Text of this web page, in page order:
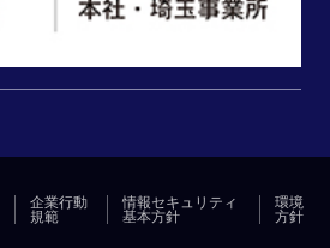
企業行動
規範
情報セキュリティ
基本方針
環境
方針